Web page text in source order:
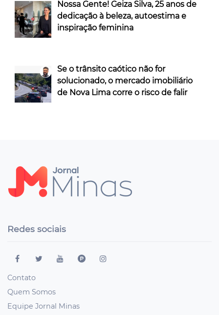
Nossa Gente! Geiza Silva, 25 anos de
dedicação à beleza, autoestima e
inspiração feminina
Se o trânsito caótico não for
solucionado, o mercado imobiliário
de Nova Lima corre o risco de falir
Redes sociais
Contato
Quem Somos
Equipe Jornal Minas